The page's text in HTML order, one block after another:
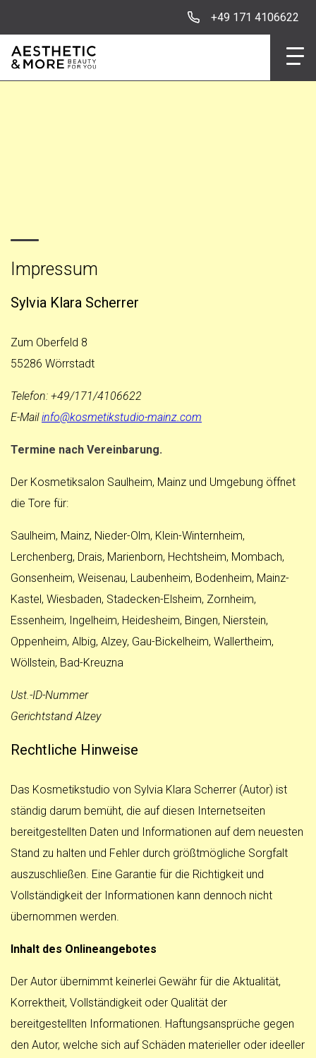
+49 171 4106622
Impressum
Sylvia Klara Scherrer
Zum Oberfeld 8
55286 Wörrstadt
Telefon: +49/171/4106622
E-Mailinfo@kosmetikstudio-mainz.com
Termine nach Vereinbarung.
Der Kosmetiksalon Saulheim, Mainz und Umgebung öffnet
die Tore für:
Saulheim, Mainz, Nieder-Olm, Klein-Winternheim,
Lerchenberg, Drais, Marienborn, Hechtsheim, Mombach,
Gonsenheim, Weisenau, Laubenheim, Bodenheim, Mainz-
Kastel, Wiesbaden, Stadecken-Elsheim, Zornheim,
Essenheim, Ingelheim, Heidesheim, Bingen, Nierstein,
Oppenheim, Albig, Alzey, Gau-Bickelheim, Wallertheim,
Wöllstein, Bad-Kreuzna
Ust.-ID-Nummer
Gerichtstand Alzey
Rechtliche Hinweise
Das Kosmetikstudio von Sylvia Klara Scherrer (Autor) ist
ständig darum bemüht, die auf diesen Internetseiten
bereitgestellten Daten und Informationen auf dem neuesten
Stand zu halten und Fehler durch größtmögliche Sorgfalt
auszuschließen. Eine Garantie für die Richtigkeit und
Vollständigkeit der Informationen kann dennoch nicht
übernommen werden.
Inhalt des Onlineangebotes
Der Autor übernimmt keinerlei Gewähr für die Aktualität,
Korrektheit, Vollständigkeit oder Qualität der
bereitgestellten Informationen. Haftungsansprüche gegen
den Autor, welche sich auf Schäden materieller oder ideeller